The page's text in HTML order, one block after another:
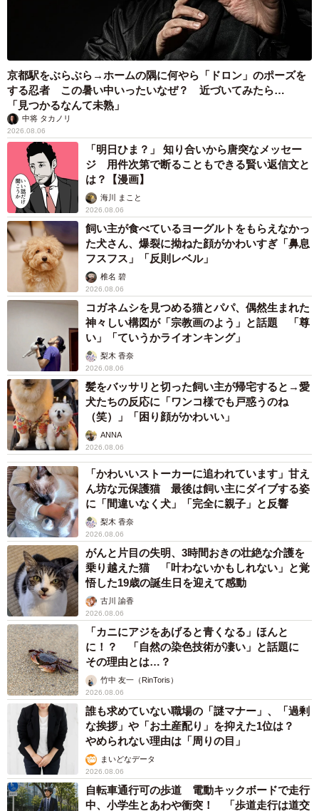
京都駅をぶらぶら→ホームの隅に何やら「ドロン」のポーズを
する忍者 この暑い中いったいなぜ？ 近づいてみたら…
「見つかるなんて未熟」
中将 タカノリ
2026.08.06
「明日ひま？」 知り合いから唐突なメッセー
ジ 用件次第で断ることもできる賢い返信文と
は？【漫画】
海川 まこと
2026.08.06
飼い主が食べているヨーグルトをもらえなかっ
た犬さん、爆裂に拗ねた顔がかわいすぎ「鼻息
フスフス」「反則レベル」
椎名 碧
2026.08.06
コガネムシを見つめる猫とパパ、偶然生まれた
神々しい構図が「宗教画のよう」と話題 「尊
い」「ていうかライオンキング」
梨木 香奈
2026.08.06
髪をバッサリと切った飼い主が帰宅すると→愛
犬たちの反応に「ワンコ様でも戸惑うのね
（笑）」「困り顔がかわいい」
ANNA
2026.08.06
「かわいいストーカーに追われています」甘え
ん坊な元保護猫 最後は飼い主にダイブする姿
に「間違いなく犬」「完全に親子」と反響
梨木 香奈
2026.08.06
がんと片目の失明、3時間おきの壮絶な介護を
乗り越えた猫 「叶わないかもしれない」と覚
悟した19歳の誕生日を迎えて感動
古川 諭香
2026.08.06
「カニにアジをあげると青くなる」ほんと
に！？ 「自然の染色技術が凄い」と話題に
その理由とは…？
竹中 友一（RinToris）
2026.08.06
誰も求めていない職場の「謎マナー」、「過剰
な挨拶」や「お土産配り」を抑えた1位は？
やめられない理由は「周りの目」
まいどなデータ
2026.08.06
自転車通行可の歩道 電動キックボードで走行
中、小学生とあわや衝突！ 「歩道走行は道交